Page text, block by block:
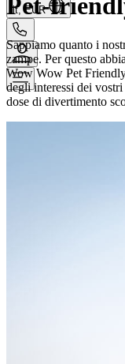
it, EUR
Pet-
Sappiamo quanto i
zampe. Per questo
Wow Wow Pet
degli interessi dei
dose di divertimento